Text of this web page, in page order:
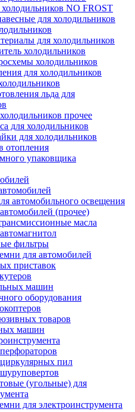
NO FROST
для холодильников
для холодильников
холодильников
холодильников
для холодильников
льда для
прочее
для холодильников
для холодильников
отопления
упаковщика
автомобильного освещения
(прочее)
масла
фильтры
для автомобилей
приставок
машин
оборудования
товаров
машин
пил
(угольные) для
для электроинструмента